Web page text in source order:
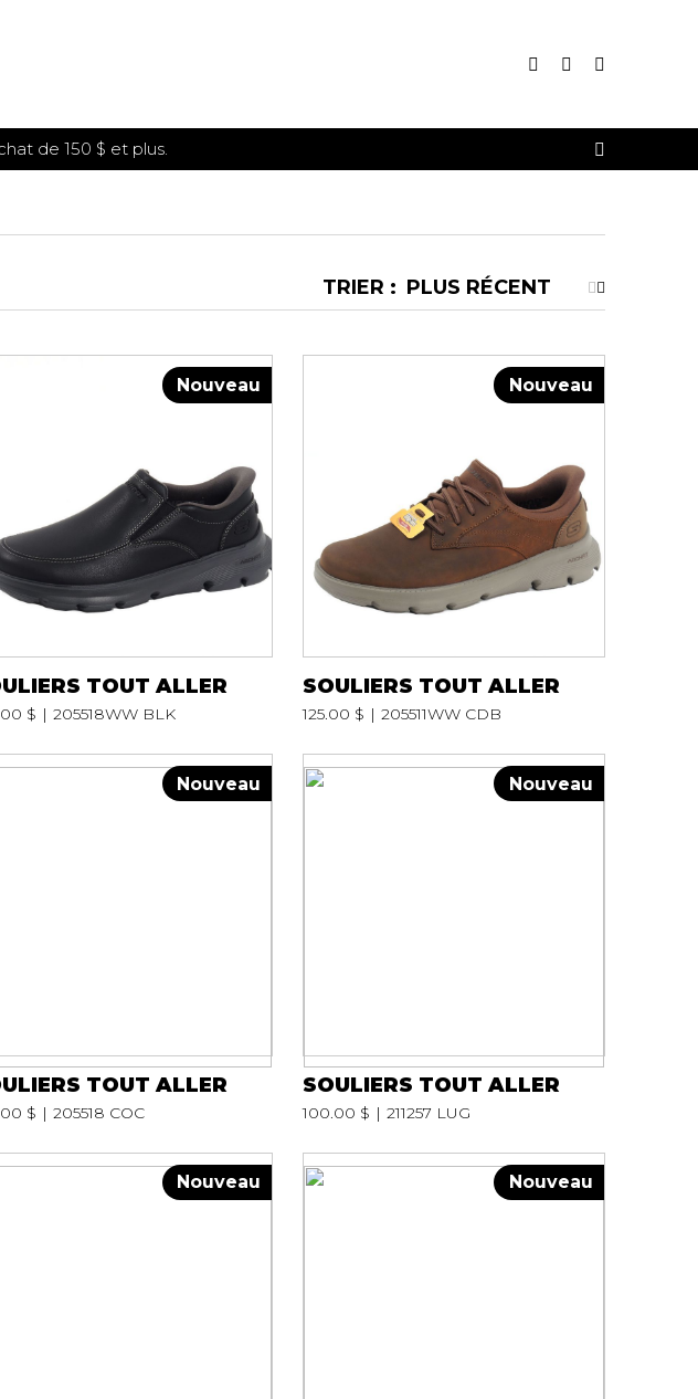
CONNEXION
de 150 $ et plus.
TRIER :
Nouveau
TOUT ALLER
$ 205518WW BLK
Nouveau
SOULIERS TOUT ALLER
125.00 $ 205511WW CDB
Nouveau
TOUT ALLER
$ 205518 COC
Nouveau
SOULIERS TOUT ALLER
100.00 $ 211257 LUG
Nouveau Nouveau